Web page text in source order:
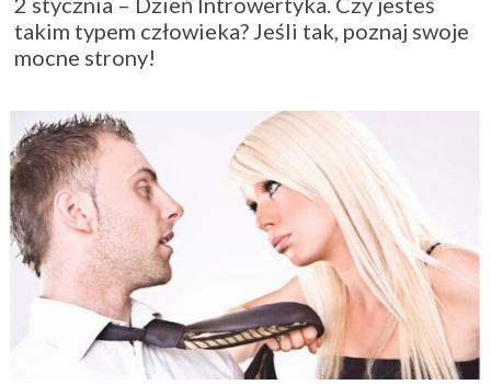
takim typem człowieka? Jeśli tak, poznaj swoje
mocne strony!